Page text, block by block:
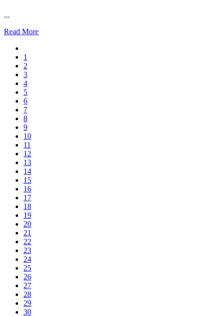
...
Read More
1
2
3
4
5
6
7
8
9
10
11
12
13
14
15
16
17
18
19
20
21
22
23
24
25
26
27
28
29
30